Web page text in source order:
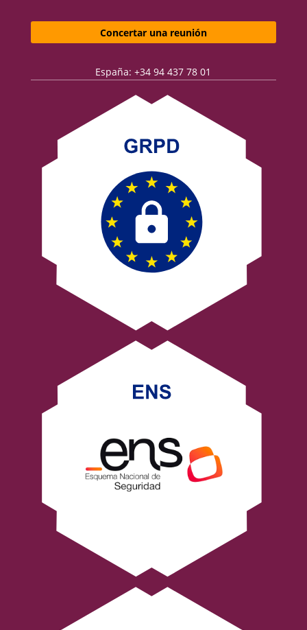
Concertar una reunión
España: +34 94 437 78 01